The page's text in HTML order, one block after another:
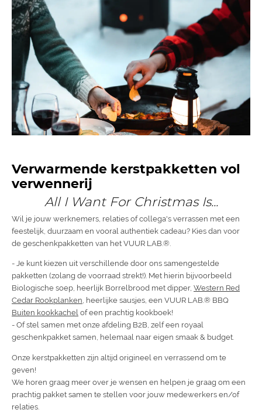
Verwarmende kerstpakketten vol
verwennerij
All I Want For Christmas Is...
Wil je jouw werknemers, relaties of collega's verrassen met een
feestelijk, duurzaam en vooral authentiek cadeau? Kies dan voor
de geschenkpakketten van het VUUR LAB.®.
- Je kunt kiezen uit verschillende door ons samengestelde
pakketten (zolang de voorraad strekt!). Met hierin bijvoorbeeld
Biologische soep, heerlijk Borrelbrood met dipper, Western Red
Cedar Rookplanken, heerlijke sausjes, een VUUR LAB.® BBQ
Buiten kookkachel of een prachtig kookboek!
- Of stel samen met onze afdeling B2B, zelf een royaal
geschenkpakket samen, helemaal naar eigen smaak & budget.
Onze kerstpakketten zijn altijd origineel en verrassend om te
geven!
We horen graag meer over je wensen en helpen je graag om een
prachtig pakket samen te stellen voor jouw medewerkers en/of
relaties.